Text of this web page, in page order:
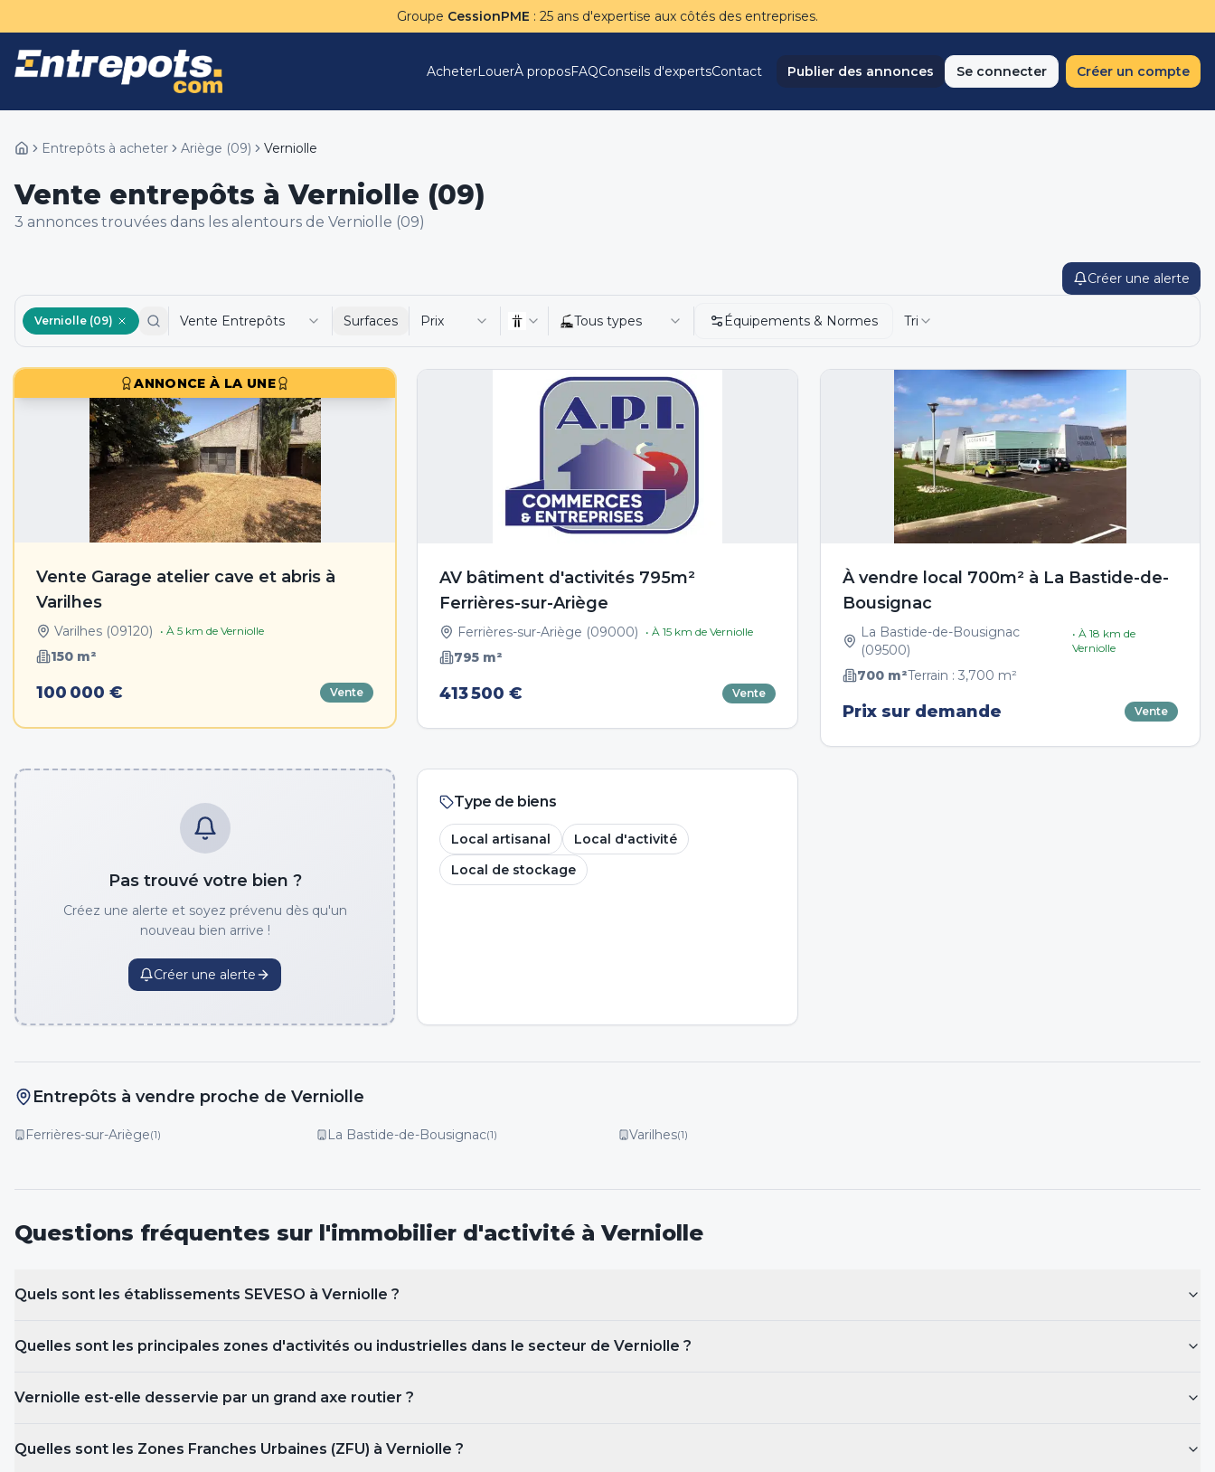
Groupe CessionPME : 25 ans d'expertise aux côtés des entreprises.
AcheterLouerÀ proposFAQConseils d'expertsContact Publier des annonces Se connecter Créer un compte
Entrepôts à acheter Ariège (09) Verniolle
Vente entrepôts à Verniolle (09)
3 annonces trouvées dans les alentours de Verniolle (09)
Créer une alerte
Verniolle (09) Vente Entrepôts Surfaces Prix Tous types Équipements & Normes Tri
ANNONCE À LA UNE
Vente Garage atelier cave et abris à
Varilhes
Varilhes (09120) • À 5 km de Verniolle
150 m²
100 000 € Vente
AV bâtiment d'activités 795m²
Ferrières-sur-Ariège
Ferrières-sur-Ariège (09000) • À15 km deVerniolle
795 m²
413 500 € Vente
À vendre local 700m² à La Bastide-de-
Bousignac
La Bastide-de-Bousignac
(09500)
• À18 km de
Verniolle
700m²Terrain : 3,700 m²
Prix sur demande Vente
Pas trouvé votre bien ?
Créez une alerte et soyez prévenu dès qu'un
nouveau bien arrive !
Créer une alerte
Type de biens
Local artisanal
Local d'activité
Local de stockage
Entrepôts à vendre proche de Verniolle
Ferrières-sur-Ariège(1) La Bastide-de-Bousignac(1) Varilhes(1)
Questions fréquentes sur l'immobilier d'activité à Verniolle
Quels sont les établissements SEVESO à Verniolle ?
Quelles sont les principales zones d'activités ou industrielles dans le secteur de Verniolle ?
Verniolle est-elle desservie par un grand axe routier ?
Quelles sont les Zones Franches Urbaines (ZFU) à Verniolle ?